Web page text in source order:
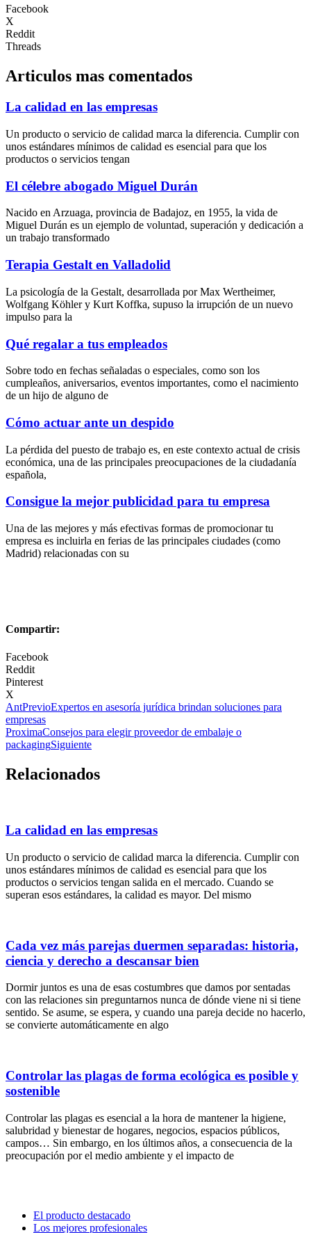
Facebook
X
Reddit
Threads
Articulos mas comentados
La calidad en las empresas
Un producto o servicio de calidad marca la diferencia. Cumplir con
unos estándares mínimos de calidad es esencial para que los
productos o servicios tengan
El célebre abogado Miguel Durán
Nacido en Arzuaga, provincia de Badajoz, en 1955, la vida de
Miguel Durán es un ejemplo de voluntad, superación y dedicación a
un trabajo transformado
Terapia Gestalt en Valladolid
La psicología de la Gestalt, desarrollada por Max Wertheimer,
Wolfgang Köhler y Kurt Koffka, supuso la irrupción de un nuevo
impulso para la
Qué regalar a tus empleados
Sobre todo en fechas señaladas o especiales, como son los
cumpleaños, aniversarios, eventos importantes, como el nacimiento
de un hijo de alguno de
Cómo actuar ante un despido
La pérdida del puesto de trabajo es, en este contexto actual de crisis
económica, una de las principales preocupaciones de la ciudadanía
española,
Consigue la mejor publicidad para tu empresa
Una de las mejores y más efectivas formas de promocionar tu
empresa es incluirla en ferias de las principales ciudades (como
Madrid) relacionadas con su
Compartir:
Facebook
Reddit
Pinterest
X
AntPrevioExpertos en asesoría jurídica brindan soluciones para
empresas
ProximaConsejos para elegir proveedor de embalaje o
packagingSiguiente
Relacionados
La calidad en las empresas
Un producto o servicio de calidad marca la diferencia. Cumplir con
unos estándares mínimos de calidad es esencial para que los
productos o servicios tengan salida en el mercado. Cuando se
superan esos estándares, la calidad es mayor. Del mismo
Cada vez más parejas duermen separadas: historia,
ciencia y derecho a descansar bien
Dormir juntos es una de esas costumbres que damos por sentadas
con las relaciones sin preguntarnos nunca de dónde viene ni si tiene
sentido. Se asume, se espera, y cuando una pareja decide no hacerlo,
se convierte automáticamente en algo
Controlar las plagas de forma ecológica es posible y
sostenible
Controlar las plagas es esencial a la hora de mantener la higiene,
salubridad y bienestar de hogares, negocios, espacios públicos,
campos… Sin embargo, en los últimos años, a consecuencia de la
preocupación por el medio ambiente y el impacto de
El producto destacado
Los mejores profesionales